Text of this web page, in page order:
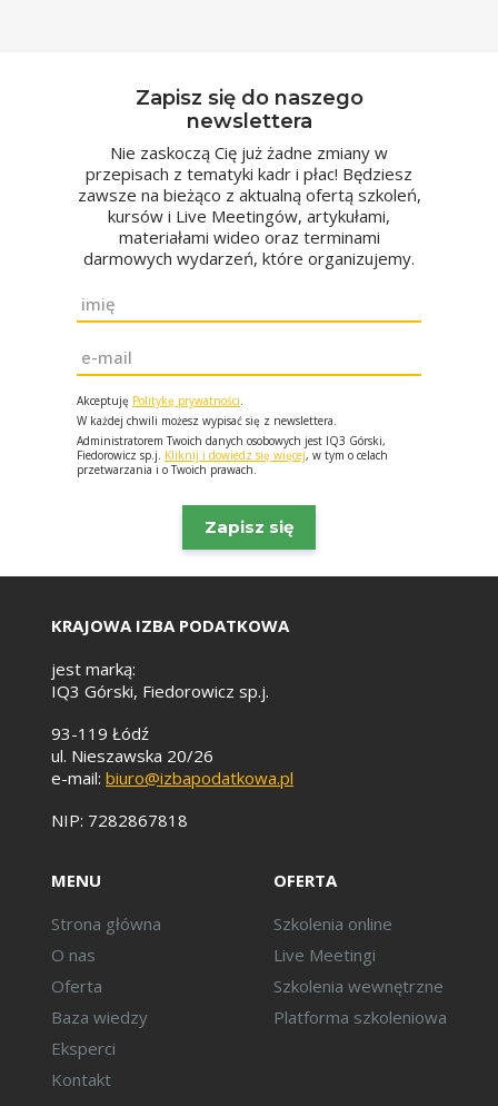
Zapisz się do naszego
newslettera
Nie zaskoczą Cię już żadne zmiany w
przepisach z tematyki kadr i płac! Będziesz
zawsze na bieżąco z aktualną ofertą szkoleń,
kursów i Live Meetingów, artykułami,
materiałami wideo oraz terminami
darmowych wydarzeń, które organizujemy.
Imię
*
Email
*
Akceptuję Politykę prywatności
W każdej chwili możesz wypisać się z newslettera.
Administratorem Twoich danych osobowych jest IQ3 Górski,
Fiedorowicz sp.j. Kliknij i dowiedz się więcej, w tym o celach
przetwarzania i o Twoich prawach.
KRAJOWA IZBA PODATKOWA
jest marką:
IQ3 Górski, Fiedorowicz sp.j.
93-119 Łódź
ul. Nieszawska 20/26
e-mail: biuro@izbapodatkowa.pl
NIP: 7282867818
MENU
Strona główna
O nas
Oferta
Baza wiedzy
Eksperci
Kontakt
OFERTA
Szkolenia online
Live Meetingi
Szkolenia wewnętrzne
Platforma szkoleniowa